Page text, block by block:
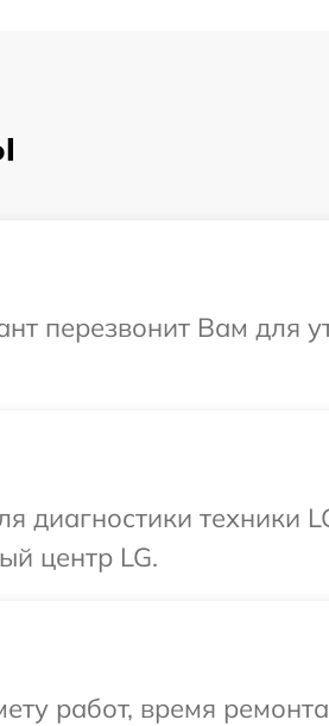
перезвонит Вам для
техники
центр LG.
работ, время